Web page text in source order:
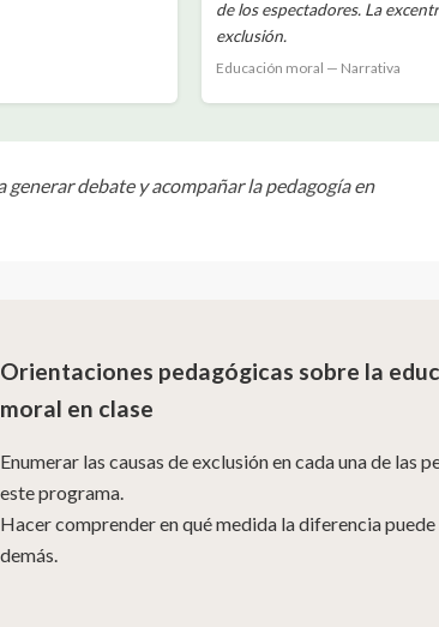
de los espectadores. La
exclusión.
Educación moral — Narrativa
debate y acompañar la pedagogía en
Orientaciones pedagógicas sobre la
moral en clase
Enumerar las causas de exclusión en cada una de las
este programa.
Hacer comprender en qué medida la diferencia puede
demás.